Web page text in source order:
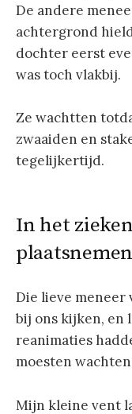
De andere
achtergrond
dochter eerst
was toch vlakbij.
Ze wachtten
zwaaiden en
tegelijkertijd.
In het
Die lieve meneer
bij ons kijken, en
reanimaties
moesten
Mijn kleine vent